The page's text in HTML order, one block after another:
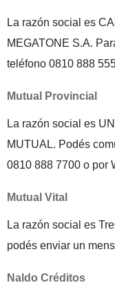
La razón social es
MEGATONE S.A.
teléfono 0810 888
Mutual Provincial
La razón social es
MUTUAL. Podés
0810 888 7700 o por
Mutual Vital
La razón social es
podés enviar un
Naldo Créditos